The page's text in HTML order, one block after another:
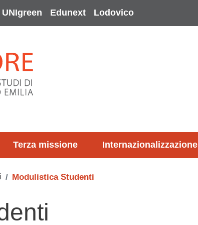
UNIgreen Edunext Lodovico
Terza missione Internazionalizzazione
Modulistica Studenti